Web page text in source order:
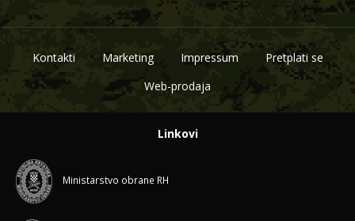
Kontakti Marketing Impressum
Pretplati se
Web-prodaja
Linkovi
Ministarstvo obrane RH